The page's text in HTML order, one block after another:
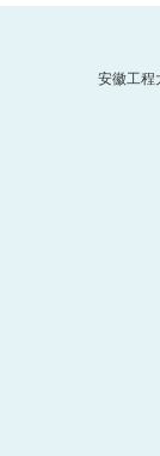
安徽工程